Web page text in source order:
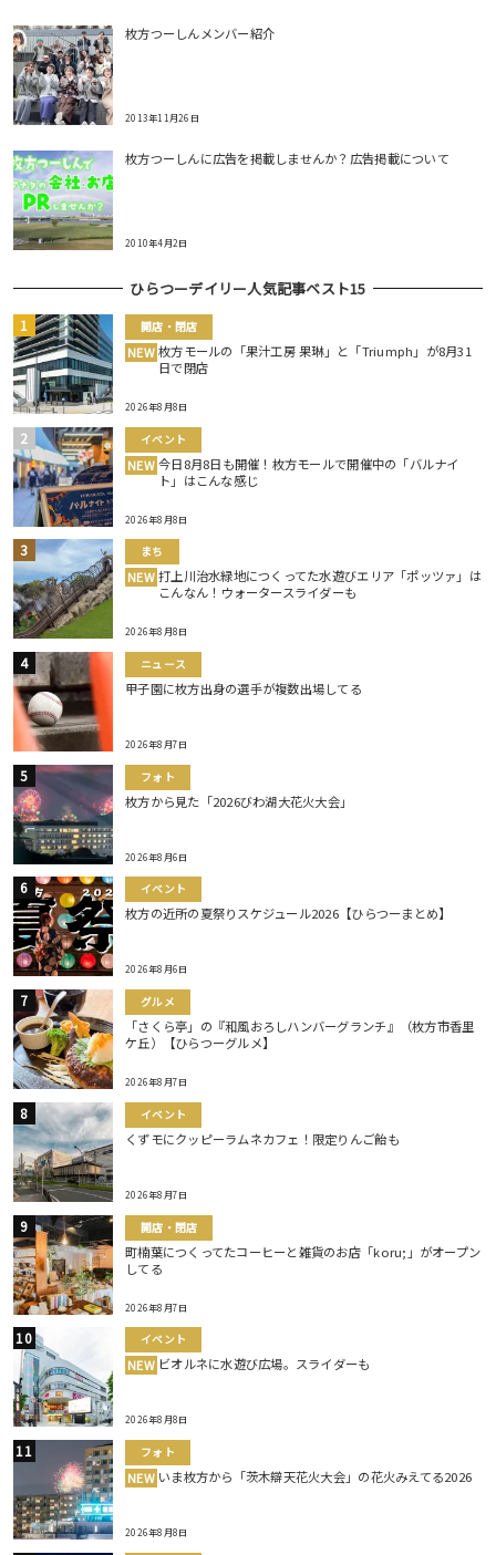
枚方つーしんメンバー紹介
2013年11月26日
枚方つーしんに広告を掲載しませんか？広告掲載について
2010年4月2日
ひらつーデイリー人気記事ベスト15
開店・閉店
NEW 枚方モールの「果汁工房 果琳」と「Triumph」が8月31
日で閉店
2026年8月8日
イベント
NEW 今日8月8日も開催！枚方モールで開催中の「バルナイ
ト」はこんな感じ
2026年8月8日
まち
NEW 打上川治水緑地につくってた水遊びエリア「ポッツァ」は
こんなん！ウォータースライダーも
2026年8月8日
ニュース
甲子園に枚方出身の選手が複数出場してる
2026年8月7日
フォト
枚方から見た「2026びわ湖大花火大会」
2026年8月6日
イベント
枚方の近所の夏祭りスケジュール2026【ひらつーまとめ】
2026年8月6日
グルメ
「さくら亭」の『和風おろしハンバーグランチ』（枚方市香里
ケ丘）【ひらつーグルメ】
2026年8月7日
イベント
くずモにクッピーラムネカフェ！限定りんご飴も
2026年8月7日
開店・閉店
町楠葉につくってたコーヒーと雑貨のお店「koru;」がオープン
してる
2026年8月7日
イベント
NEW ビオルネに水遊び広場。スライダーも
2026年8月8日
フォト
NEW いま枚方から「茨木辯天花火大会」の花火みえてる2026
2026年8月8日